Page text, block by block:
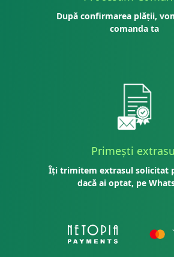
După confirmarea plății,
comanda ta
Primești
Îți trimitem extrasul solicitat
dacă ai optat, pe